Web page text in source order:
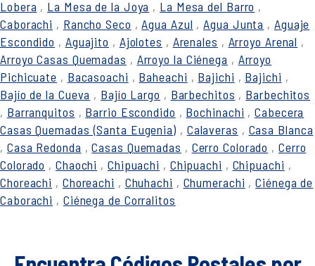
Lobera , La Mesa de la Joya , La Mesa del Barro ,
Caborachi , Rancho Seco ,Agua Azul ,Agua Junta , Aguaje
Escondido , Aguajito , Ajolotes , Arenales , Arroyo Arenal ,
Arroyo Casas Quemadas , Arroyo la Ciénega , Arroyo
Pichicuate , Bacasoachi , Baheachi , Bajichi , Bajichi ,
Bajío de la Cueva , Bajío Largo , Barbechitos , Barbechitos
, Barranquitos , Barrio Escondido , Bochinachi ,Cabecera
Casas Quemadas (Santa Eugenia) , Calaveras , Casa Blanca
, Casa Redonda ,Casas Quemadas , Cerro Colorado , Cerro
Colorado , Chaochi , Chipuachi , Chipuachi , Chipuachi ,
Choreachi , Choreachi , Chuhachi , Chumerachi ,Ciénega de
Caborachi , Ciénega de Corralitos